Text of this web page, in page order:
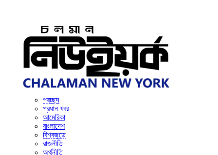
প্রচ্ছদ
প্রধান খবর
আমেরিকা
বাংলাদেশ
বিশ্বজুড়ে
রাজনীতি
অর্থনীতি